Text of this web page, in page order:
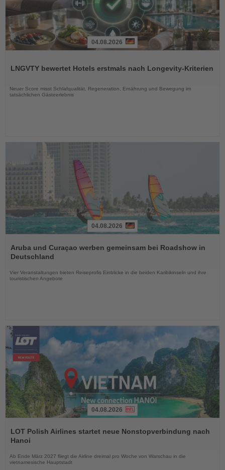
die
04.08.2026
LNGVTY bewertet Hotels erstmals nach Longevity-Kriterien
Neuer Score misst Schlafqualität, Regeneration, Ernährung und Bewegung im
tatsächlichen Gästeerlebnis
Sie
die
04.08.2026
Aruba und Curaçao werben gemeinsam bei Roadshow in
Deutschland
Vier Veranstaltungen bieten Reiseprofis Einblicke in die beiden Karibikinseln und ihre
touristischen Angebote
Sie
die
04.08.2026
LOT Polish Airlines startet neue Nonstopverbindung nach
Hanoi
Ab Ende März 2027 fliegt die Airline dreimal pro Woche von Warschau in die
vietnamesische Hauptstadt